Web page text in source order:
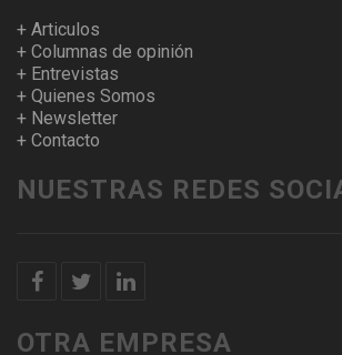
+ Articulos
+ Columnas de opinión
+ Entrevistas
+ Quienes Somos
+ Newsletter
+ Contacto
NUESTRAS REDES
OTRA EMPRESA